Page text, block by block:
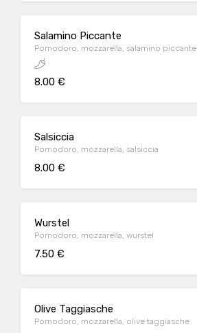
Salamino Piccante
Pomodoro, mozzarella, salamino piccante
8.00 €
Salsiccia
Pomodoro, mozzarella, salsiccia
8.00 €
Wurstel
Pomodoro, mozzarella, wurstel
7.50 €
Olive Taggiasche
Pomodoro, mozzarella, olive taggiasche